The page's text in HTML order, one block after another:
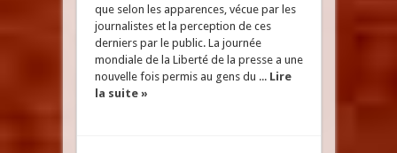
que selon les apparences, vécue par les
journalistes et la perception de ces
derniers par le public. La journée
mondiale de la Liberté de la presse a une
nouvelle fois permis au gens du ... Lire
la suite »